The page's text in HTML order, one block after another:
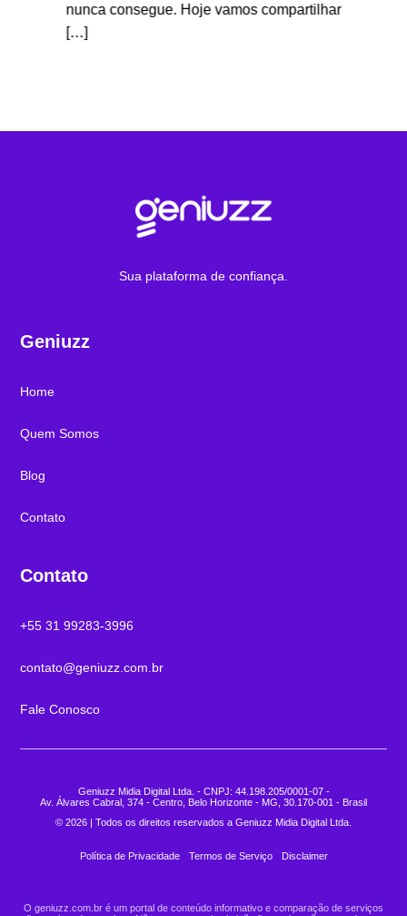
nunca consegue. Hoje vamos compartilhar
[…]
Sua plataforma de confiança.
Geniuzz
Home
Quem Somos
Blog
Contato
Contato
+55 31 99283-3996
contato@geniuzz.com.br
Fale Conosco
Geniuzz Midia Digital Ltda. - CNPJ: 44.198.205/0001-07 -
Av. Álvares Cabral, 374 - Centro, Belo Horizonte - MG, 30.170-001 - Brasil
© 2026 | Todos os direitos reservados a Geniuzz Midia Digital Ltda.
Política de Privacidade Termos de Serviço Disclaimer
O geniuzz.com.br é um portal de conteúdo informativo e comparação de serviços